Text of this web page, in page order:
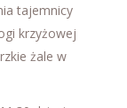
tajemnicy
krzyżowej
żale w